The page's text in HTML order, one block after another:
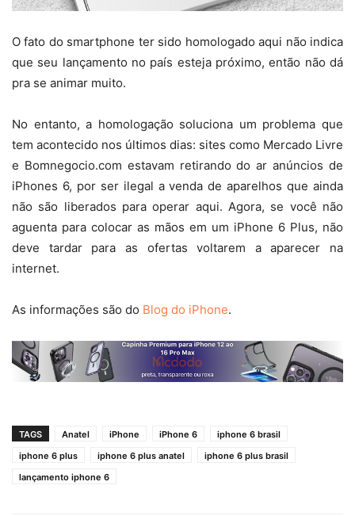
O fato do smartphone ter sido homologado aqui não indica
que seu lançamento no país esteja próximo, então não dá
pra se animar muito.
No entanto, a homologação soluciona um problema que
tem acontecido nos últimos dias: sites como Mercado Livre
e Bomnegocio.com estavam retirando do ar anúncios de
iPhones 6, por ser ilegal a venda de aparelhos que ainda
não são liberados para operar aqui. Agora, se você não
aguenta para colocar as mãos em um iPhone 6 Plus, não
deve tardar para as ofertas voltarem a aparecer na
internet.
As informações são do Blog do iPhone.
TAGS Anatel iPhone iPhone 6
iphone 6 brasil
iphone 6 plus
iphone 6 plus anatel
iphone 6 plus brasil
lançamento iphone 6